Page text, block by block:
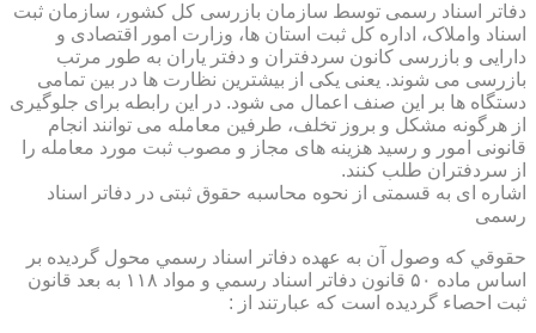
دفاتر اسناد رسمی توسط سازمان بازرسی کل کشور، سازمان ثبت
اسناد واملاک، اداره کل ثبت استان ها، وزارت امور اقتصادی و
دارایی و بازرسی کانون سردفتران و دفتر یاران به طور مرتب
بازرسی می شوند. یعنی یکی از بیشترین نظارت ها در بین تمامی
دستگاه ها بر این صنف اعمال می شود. در این رابطه برای جلوگیری
از هرگونه مشکل و بروز تخلف، طرفین معامله می توانند انجام
قانونی امور و رسید هزینه های مجاز و مصوب ثبت مورد معامله را
از سردفتران طلب کنند.
اشاره ای به قسمتی از نحوه محاسبه حقوق ثبتی در دفاتر اسناد
رسمی
حقوقي كه وصول آن به عهده دفاتر اسناد رسمي محول گرديده بر
اساس ماده ۵۰ قانون دفاتر اسناد رسمي و مواد ۱۱۸ به بعد قانون
ثبت احصاء گرديده است كه عبارتند از :